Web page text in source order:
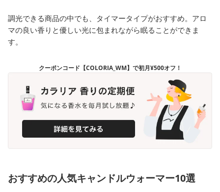
調光できる商品の中でも、タイマータイプがおすすめ。アロ
マの良い香りと優しい光に包まれながら眠ることができま
す。
クーポンコード【COLORIA_WM】で初月¥500オフ！
おすすめの人気キャンドルウォーマー10選